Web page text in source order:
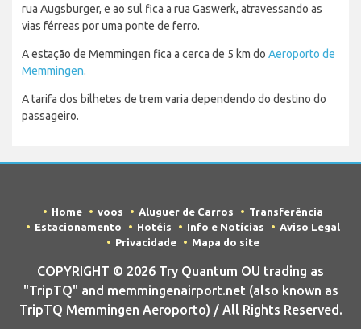
rua Augsburger, e ao sul fica a rua Gaswerk, atravessando as
vias férreas por uma ponte de ferro.
A estação de Memmingen fica a cerca de 5 km do Aeroporto de
Memmingen.
A tarifa dos bilhetes de trem varia dependendo do destino do
passageiro.
Home voos Aluguer de Carros
Transferência
Estacionamento
Hotéis Info e Notícias
Aviso Legal
Privacidade
Mapa do site
COPYRIGHT © 2026 Try Quantum OU trading as
"TripTQ" and memmingenairport.net (also known as
TripTQ Memmingen Aeroporto) / All Rights Reserved.